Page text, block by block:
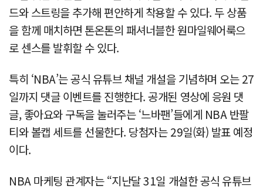
드와 스트링을 추가해 편안하게 착용할 수 있다. 두 상품
을 함께 매치하면 톤온톤의 패셔너블한 원마일웨어룩으
로 센스를 발휘할 수 있다.
특히 ‘NBA’는 공식 유튜브 채널 개설을 기념하며 오는 27
일까지 댓글 이벤트를 진행한다. 공개된 영상에 응원 댓
글, 좋아요와 구독을 눌러주는 ‘느바팬’들에게 NBA 반팔
티와 볼캡 세트를 선물한다. 당첨자는 29일(화) 발표 예정
이다.
NBA 마케팅 관계자는 “지난달 31일 개설한 공식 유튜브